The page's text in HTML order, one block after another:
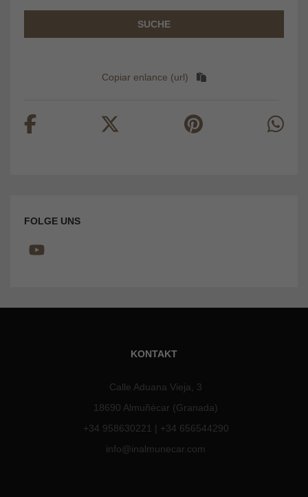
SUCHE
Copiar enlance (url)
FOLGE UNS
KONTAKT
Calle Aduana Vieja, 3
18690 Almuñécar (Granada)
+34 958630221 | +34 656544290
info@inalmunecar.com